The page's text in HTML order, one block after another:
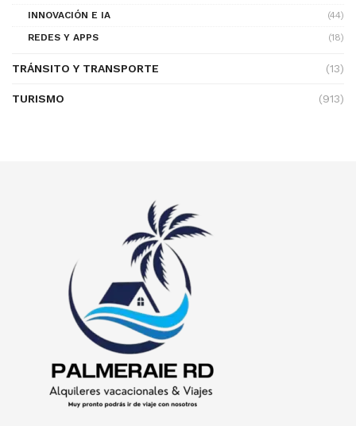
INNOVACIÓN E IA
(44)
REDES Y APPS
(18)
TRÁNSITO Y TRANSPORTE (13)
TURISMO (913)